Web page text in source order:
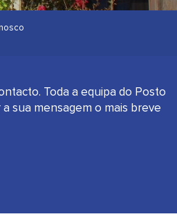
Toda a equipa do Posto
sua mensagem o mais breve